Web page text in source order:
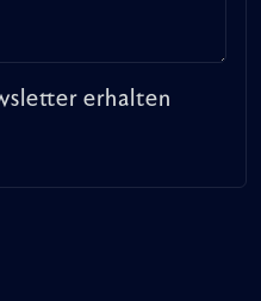
erhalten